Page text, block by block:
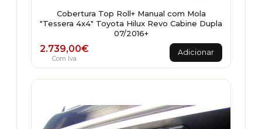
Cobertura Top Roll+ Manual com Mola
"Tessera 4x4" Toyota Hilux Revo Cabine Dupla
07/2016+
2.739,00€
Com Iva
Adicionar